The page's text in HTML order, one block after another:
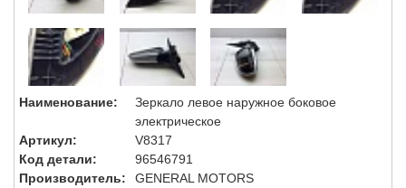
Наименование:
Зеркало левое наружное боковое
электрическое
Артикул:
V8317
Код детали:
96546791
Производитель:
GENERAL MOTORS